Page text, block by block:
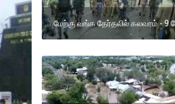
மேற்கு வங்க தேர்தலில் கலவரம் - 9